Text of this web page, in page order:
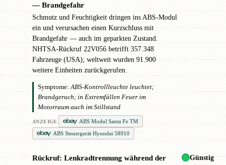
— Brandgefahr
Schmutz und Feuchtigkeit dringen ins ABS-Modul
ein und verursachen einen Kurzschluss mit
Brandgefahr — auch im geparkten Zustand.
NHTSA-Rückruf 22V056 betrifft 357.348
Fahrzeuge (USA); weltweit wurden 91.900
weitere Einheiten zurückgerufen.
Symptome: ABS-Kontrollleuchte leuchtet;
Brandgeruch; in Extremfällen Feuer im
Motorraum auch im Stillstand
ANZEIGE
ABS Modul Santa Fe TM
ABS Steuergerät Hyundai 58910
Rückruf: Lenkradtrennung während der
Günstig